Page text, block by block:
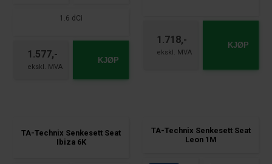
1.6 dCi
1.577,- KJØP
1.718,- KJØP
TA-Technix Senkesett Seat
Ibiza 6K
TA-Technix Senkesett Seat
Leon 1M